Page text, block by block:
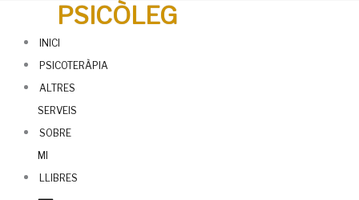
PSICÒLEG
INICI
PSICOTERÀPIA
ALTRES
SERVEIS
SOBRE
MI
LLIBRES